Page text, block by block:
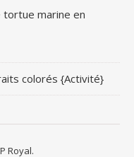
tortue marine en
colorés {Activité}
Royal.